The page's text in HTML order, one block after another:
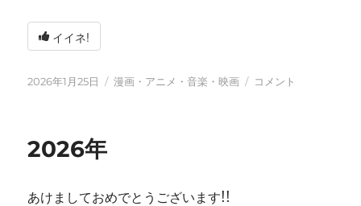
イイネ!
投
2026年1月25日
カ
漫画・アニメ・音楽・映画
tn-
コメント
2026年
あけましておめでとうございます!!